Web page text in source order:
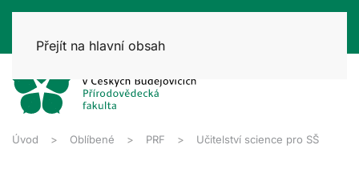
Přejít na hlavní obsah
Úvod Oblíbené PRF Učitelství science pro SŠ